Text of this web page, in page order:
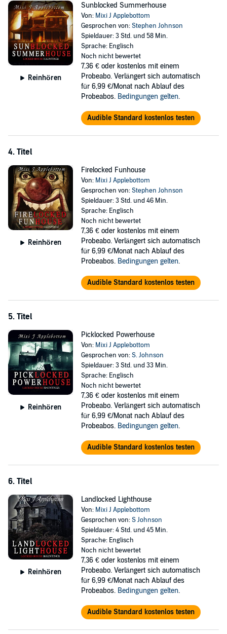
Reinhören
Sunblocked Summerhouse
Von: Mixi J Applebottom
Gesprochen von:Stephen Johnson
Spieldauer: 3 Std. und 58 Min.
Sprache: Englisch
Noch nicht bewertet
7,36 € oder kostenlos mit einem
Probeabo. Verlängert sich automatisch
für 6,99 €/Monat nach Ablauf des
Probeabos. Bedingungen gelten.
Audible Standard kostenlos testen
4. Titel
Reinhören
Firelocked Funhouse
Von: Mixi J Applebottom
Gesprochen von:Stephen Johnson
Spieldauer: 3 Std. und 46 Min.
Sprache: Englisch
Noch nicht bewertet
7,36 € oder kostenlos mit einem
Probeabo. Verlängert sich automatisch
für 6,99 €/Monat nach Ablauf des
Probeabos. Bedingungen gelten.
Audible Standard kostenlos testen
5. Titel
Reinhören
Picklocked Powerhouse
Von: Mixi J Applebottom
Gesprochen von:S. Johnson
Spieldauer: 3 Std. und 33 Min.
Sprache: Englisch
Noch nicht bewertet
7,36 € oder kostenlos mit einem
Probeabo. Verlängert sich automatisch
für 6,99 €/Monat nach Ablauf des
Probeabos. Bedingungen gelten.
Audible Standard kostenlos testen
6. Titel
Reinhören
Landlocked Lighthouse
Von: Mixi J Applebottom
Gesprochen von:S Johnson
Spieldauer: 4 Std. und 45 Min.
Sprache: Englisch
Noch nicht bewertet
7,36 € oder kostenlos mit einem
Probeabo. Verlängert sich automatisch
für 6,99 €/Monat nach Ablauf des
Probeabos. Bedingungen gelten.
Audible Standard kostenlos testen